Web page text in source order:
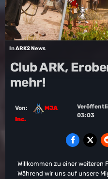
InARK2 News
Club ARK,
mehr!
Von:
MJA
Inc.
03:03
Willkommen zu einer weiteren
Während wir uns auf unsere